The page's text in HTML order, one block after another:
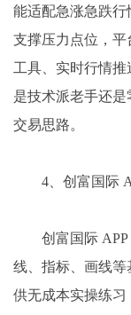
能适配急涨急跌
支撑压力点位，平
工具、实时行情
是技术派老手还
交易思路。
4、创富国际
创富国际
线、指标、画线
供无成本实操练习